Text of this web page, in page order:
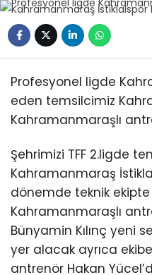
Profesyonel ligde
eden temsilcimiz
Kahramanmaraşlı
Şehrimizi TFF 2.ligde
Kahramanmaraş
dönemde teknik
Kahramanmaraşlı
Bünyamin Kılınç yeni
yer alacak ayrıca
antrenör Hakan